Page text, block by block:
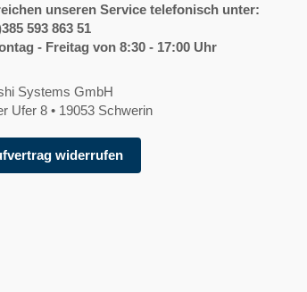
unseren Service telefonisch unter:
593 863 51
- Freitag von 8:30 - 17:00 Uhr
Systems GmbH
Ufer 8 • 19053 Schwerin
widerrufen